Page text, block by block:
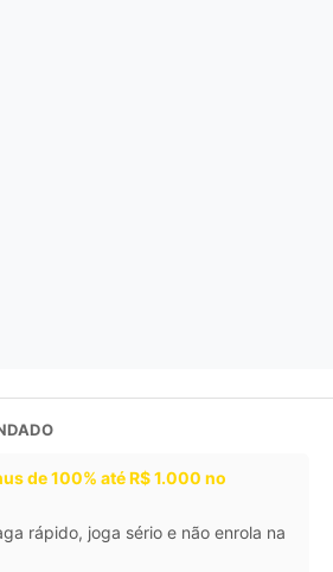
de 100% até R$ 1.000 no
rápido, joga sério e não enrola na